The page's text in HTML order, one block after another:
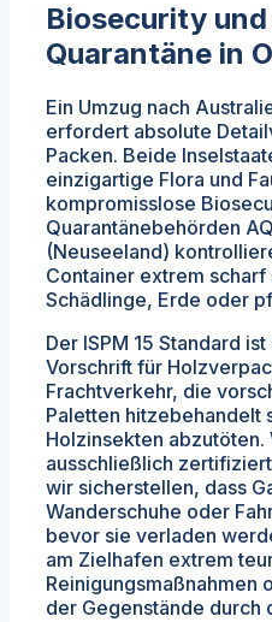
Biosecurity
Quarantäne in
Ein Umzug nach
erfordert absolute
Packen. Beide
einzigartige Flora und
kompromisslose
Quarantänebehörden
(Neuseeland)
Container extrem
Schädlinge, Erde oder
Der ISPM 15 Standard
Vorschrift für
Frachtverkehr, die
Paletten hitzebehandelt
Holzinsekten
ausschließlich
wir sicherstellen, dass
Wanderschuhe oder
bevor sie verladen
am Zielhafen extrem
Reinigungsmaßnahmen
der Gegenstände durch